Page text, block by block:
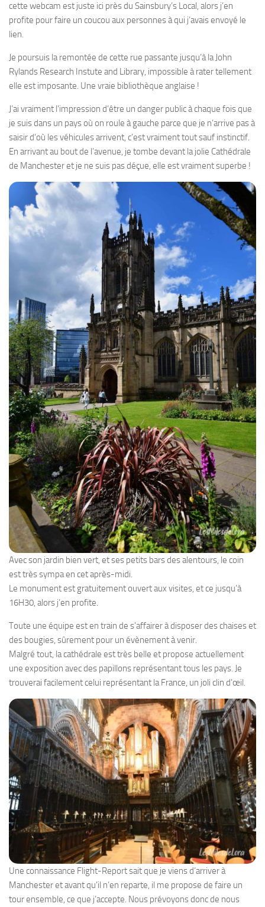
cette webcam est juste ici près du Sainsbury’s Local, alors j’en
profite pour faire un coucou aux personnes à qui j’avais envoyé le
lien.
Je poursuis la remontée de cette rue passante jusqu’à la John
Rylands Research Instute and Library, impossible à rater tellement
elle est imposante. Une vraie bibliothèque anglaise !
J’ai vraiment l’impression d’être un danger public à chaque fois que
je suis dans un pays où on roule à gauche parce que je n’arrive pas à
saisir d’où les véhicules arrivent, c’est vraiment tout sauf instinctif.
En arrivant au bout de l’avenue, je tombe devant la jolie Cathédrale
de Manchester et je ne suis pas déçue, elle est vraiment superbe !
Avec son jardin bien vert, et ses petits bars des alentours, le coin
est très sympa en cet après-midi.
Le monument est gratuitement ouvert aux visites, et ce jusqu’à
16H30, alors j’en profite.
Toute une équipe est en train de s’affairer à disposer des chaises et
des bougies, sûrement pour un évènement à venir.
Malgré tout, la cathédrale est très belle et propose actuellement
une exposition avec des papillons représentant tous les pays. Je
trouverai facilement celui représentant la France, un joli clin d’œil.
Une connaissance Flight-Report sait que je viens d’arriver à
Manchester et avant qu’il n’en reparte, il me propose de faire un
tour ensemble, ce que j’accepte. Nous prévoyons donc de nous